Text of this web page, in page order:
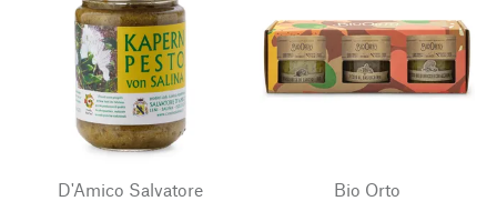
D'Amico Salvatore
Bio Orto